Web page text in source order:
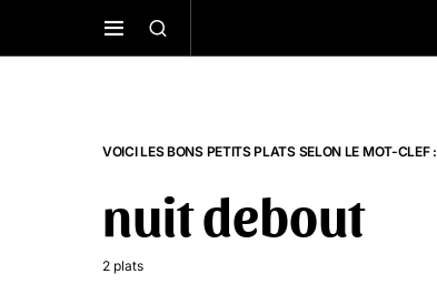
VOICI LES BONS PETITS PLATS SELON LE MOT-CLEF :
nuit debout
2 plats